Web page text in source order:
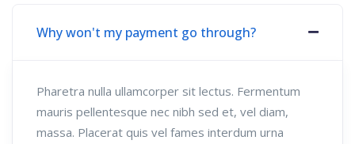
Why won't my payment go through?
Pharetra nulla ullamcorper sit lectus. Fermentum
mauris pellentesque nec nibh sed et, vel diam,
massa. Placerat quis vel fames interdum urna